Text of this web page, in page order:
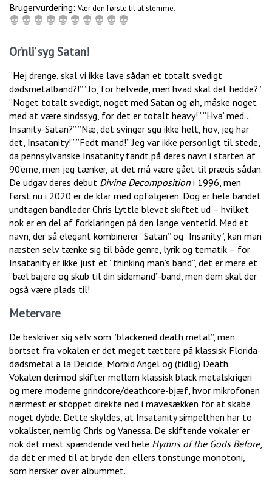
Brugervurdering: Vær den første til at stemme.
Or’nli’ syg Satan!
”Hej drenge, skal vi ikke lave sådan et totalt svedigt
dødsmetalband?!” ”Jo, for helvede, men hvad skal det hedde?”
”Noget totalt svedigt, noget med Satan og øh, måske noget
med at være sindssyg, for det er totalt heavy!” ”Hva’ med…
Insanity-Satan?” ”Næ, det svinger sgu ikke helt, hov, jeg har
det, Insatanity!” ”Fedt mand!” Jeg var ikke personligt til stede,
da pennsylvanske Insatanity fandt på deres navn i starten af
90’erne, men jeg tænker, at det må være gået til præcis sådan.
De udgav deres debut Divine Decomposition i 1996, men
først nu i 2020 er de klar med opfølgeren. Dog er hele bandet
undtagen bandleder Chris Lyttle blevet skiftet ud – hvilket
nok er en del af forklaringen på den lange ventetid. Med et
navn, der så elegant kombinerer ”Satan” og ”Insanity”, kan man
næsten selv tænke sig til både genre, lyrik og tematik – for
Insatanity er ikke just et ”thinking man’s band”, det er mere et
”bæl bajere og skub til din sidemand”-band, men dem skal der
også være plads til!
Metervare
De beskriver sig selv som ”blackened death metal”, men
bortset fra vokalen er det meget tættere på klassisk Florida-
dødsmetal a la Deicide, Morbid Angel og (tidlig) Death.
Vokalen derimod skifter mellem klassisk black metalskrigeri
og mere moderne grindcore/deathcore-bjæf, hvor mikrofonen
nærmest er stoppet direkte ned i mavesækken for at skabe
noget dybde. Dette skyldes, at Insatanity simpelthen har to
vokalister, nemlig Chris og Vanessa. De skiftende vokaler er
nok det mest spændende ved hele Hymns of the Gods Before,
da det er med til at bryde den ellers tonstunge monotoni,
som hersker over albummet.